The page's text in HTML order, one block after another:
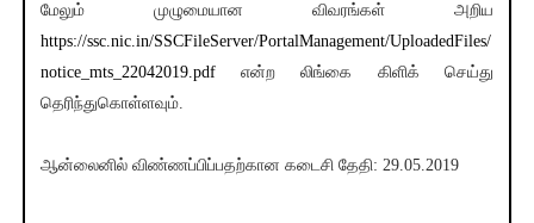
மேலும் முழுமையான விவரங்கள் அறிய
https://ssc.nic.in/SSCFileServer/PortalManagement/UploadedFiles/
notice_mts_22042019.pdfஎன்ற லிங்கை கிளிக் செய்து
தெரிந்துகொள்ளவும்.
ஆன்லைனில் விண்ணப்பிப்பதற்கான கடைசி தேதி: 29.05.2019